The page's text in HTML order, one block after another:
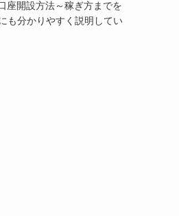
座開設方法～稼ぎ方までを
も分かりやすく説明してい